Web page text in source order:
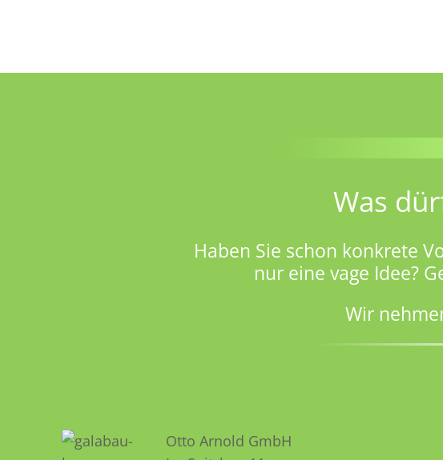
Was
Haben Sie schon konkrete
nur eine vage Idee?
Wir
Otto Arnold GmbH